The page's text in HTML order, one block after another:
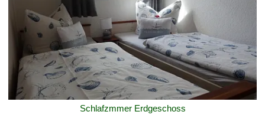
Schlafzmmer Erdgeschoss